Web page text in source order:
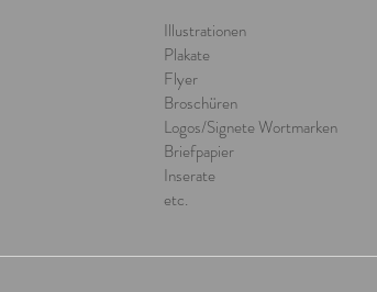
Illustrationen
Plakate
Flyer
Broschüren
Logos/Signete Wortmarken
Briefpapier
Inserate
etc.